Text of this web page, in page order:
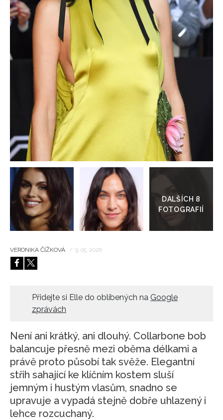
HOME
galerie
VERONIKA ČÍŽKOVÁ / 9. 05. 2026
Přidejte si Elle do oblíbených na Google
zprávách
Není ani krátký, ani dlouhý. Collarbone bob
balancuje přesně mezi oběma délkami a
právě proto působí tak svěže. Elegantní
střih sahající ke klíčním kostem sluší
jemným i hustým vlasům, snadno se
upravuje a vypadá stejně dobře uhlazený i
lehce rozcuchaný.